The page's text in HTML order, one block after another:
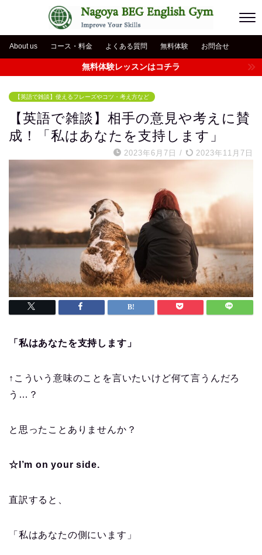
About us コース・料金 よくある質問 無料体験 お問合せ
無料体験レッスンはコチラ
【英語で雑談】使えるフレーズやコツ・考え方など
【英語で雑談】相手の意見や考えに賛
成！「私はあなたを支持します」
2023年6月7日 / 2023年11月7日
「私はあなたを支持します」
↑こういう意味のことを言いたいけど何て言うんだろ
う…？
と思ったことありませんか？
☆I’m on your side.
直訳すると、
「私はあなたの側にいます」